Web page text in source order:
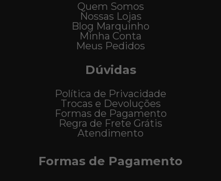
Quem Somos
Nossas Lojas
Blog Marquinho
Minha Conta
Meus Pedidos
Dúvidas
Política de Privacidade
Trocas e Devoluções
Formas de Pagamento
Regra de Frete Grátis
Atendimento
Formas de Pagamento